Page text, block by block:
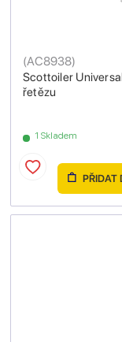
Scottoiler
řetězu
(AC8938)
1 Skladem
PŘIDAT